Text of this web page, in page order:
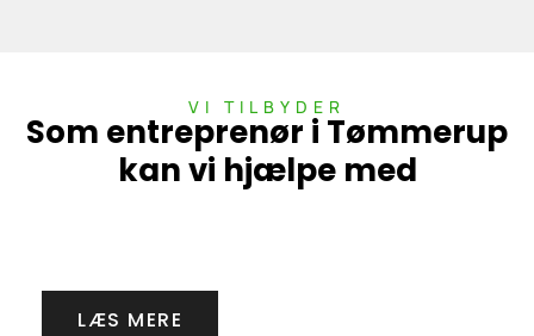
VI TILBYDER
Som entreprenør i Tømmerup
kan vi hjælpe med
LÆS MERE